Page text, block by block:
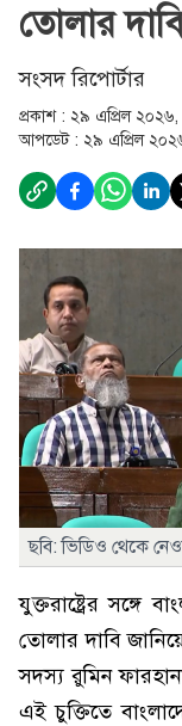
তোলার
সংসদ রিপোর্টার
প্রকাশ : ২৯ এপ্রিল
আপডেট : ২৯ এপ্রিল
ছবি: ভিডিও থেকে
যুক্তরাষ্ট্রের সঙ্গে
তোলার দাবি
সদস্য রুমিন
এই চুক্তিতে